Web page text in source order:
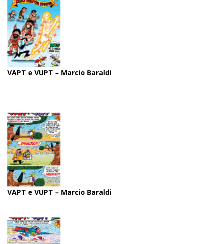
VAPT e VUPT – Marcio Baraldi
VAPT e VUPT – Marcio Baraldi